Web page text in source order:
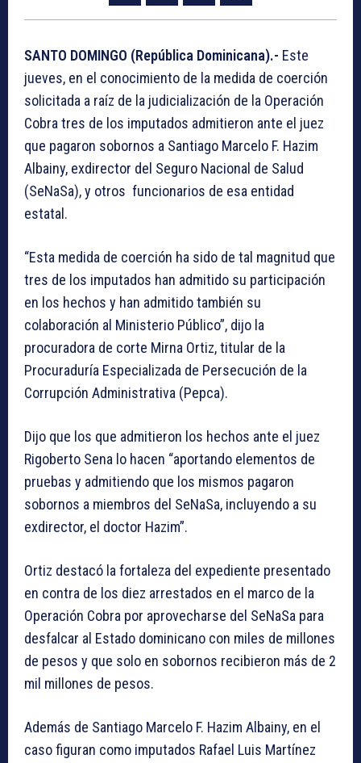
SANTO DOMINGO (República Dominicana).- Este
jueves, en el conocimiento de la medida de coerción
solicitada a raíz de la judicialización de la Operación
Cobra tres de los imputados admitieron ante el juez
que pagaron sobornos a Santiago Marcelo F. Hazim
Albainy, exdirector del Seguro Nacional de Salud
(SeNaSa), y otros funcionarios de esa entidad
estatal.
“Esta medida de coerción ha sido de tal magnitud que
tres de los imputados han admitido su participación
en los hechos y han admitido también su
colaboración al Ministerio Público”, dijo la
procuradora de corte Mirna Ortiz, titular de la
Procuraduría Especializada de Persecución de la
Corrupción Administrativa (Pepca).
Dijo que los que admitieron los hechos ante el juez
Rigoberto Sena lo hacen “aportando elementos de
pruebas y admitiendo que los mismos pagaron
sobornos a miembros del SeNaSa, incluyendo a su
exdirector, el doctor Hazim”.
Ortiz destacó la fortaleza del expediente presentado
en contra de los diez arrestados en el marco de la
Operación Cobra por aprovecharse del SeNaSa para
desfalcar al Estado dominicano con miles de millones
de pesos y que solo en sobornos recibieron más de 2
mil millones de pesos.
Además de Santiago Marcelo F. Hazim Albainy, en el
caso figuran como imputados Rafael Luis Martínez